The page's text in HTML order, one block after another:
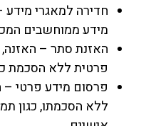
חדירה למאגרי
מידע ממוחשבים
האזנת סתר –
פרטית ללא הסכמת
פרסום מידע פרטי
ללא הסכמתו, כגון